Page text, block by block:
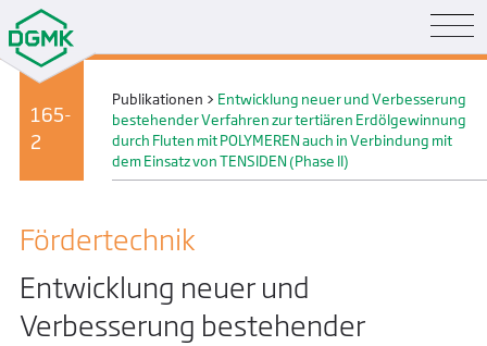
165-
2
Publikationen > Entwicklung neuer und Verbesserung
bestehender Verfahren zur tertiären Erdölgewinnung
durch Fluten mit POLYMEREN auch in Verbindung mit
dem Einsatz von TENSIDEN (Phase II)
Förder­technik
Entwicklung neuer und
Verbesserung bestehender